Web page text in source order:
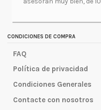
CONDICIONES DE COMPRA
FAQ
Política de privacidad
Condiciones Generales
Contacte con nosotros